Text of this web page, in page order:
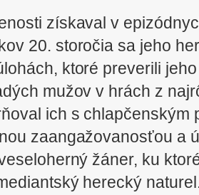
získaval v
20. storočia sa jeho
ktoré preverili
mužov v hrách z
ich s chlapčenským
zaangažovanosťou a
žáner, ku
herecký